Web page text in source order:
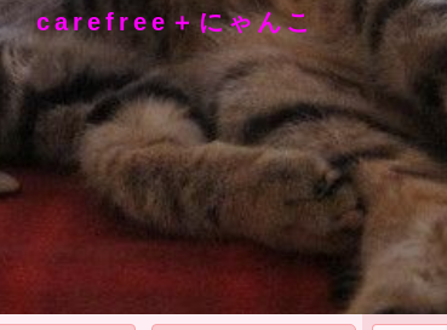
carefree＋にゃんこ